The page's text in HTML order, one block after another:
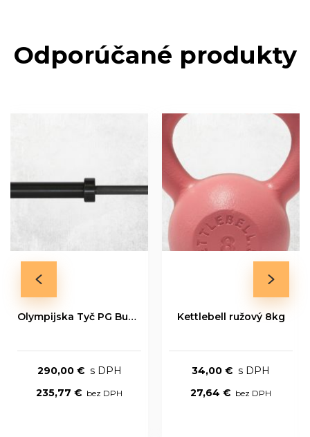
Odporúčané produkty
Olympijska Tyč PG Bushing Series 20kg
290,00 €
235,77 €
Kettlebell ružový 8kg
34,00 €
27,64 €